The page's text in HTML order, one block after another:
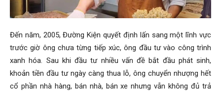
Đến năm, 2005, Đường Kiện quyết định lấn sang một lĩnh vực
trước giờ ông chưa từng tiếp xúc, ông đầu tư vào công trình
xanh hóa. Sau khi đầu tư nhiều vấn đề bắt đầu phát sinh,
khoản tiền đầu tư ngày càng thua lỗ, ông chuyển nhượng hết
cổ phần nhà hàng, bán nhà, bán xe nhưng vẫn không đủ trả